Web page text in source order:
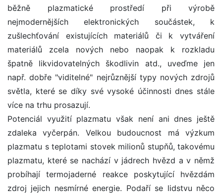
běžně plazmatické prostředí při výrobě
nejmodernějších elektronických součástek, k
zušlechťování existujících materiálů či k vytváření
materiálů zcela nových nebo naopak k rozkladu
špatně likvidovatelných škodlivin atd., uveďme jen
např. dobře "viditelné" nejrůznější typy nových zdrojů
světla, které se díky své vysoké účinnosti dnes stále
více na trhu prosazují.
Potenciál využití plazmatu však není ani dnes ještě
zdaleka vyčerpán. Velkou budoucnost má výzkum
plazmatu s teplotami stovek milionů stupňů, takovému
plazmatu, které se nachází v jádrech hvězd a v němž
probíhají termojaderné reakce poskytující hvězdám
zdroj jejich nesmírné energie. Podaří se lidstvu něco